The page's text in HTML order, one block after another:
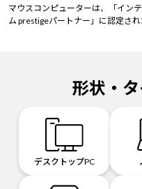
マウスコンピューターは、「イン
ム prestigeパートナー」に認定さ
形状・
デスクトップPC